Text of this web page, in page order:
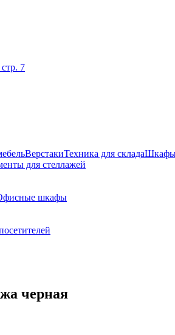
7
ВерстакиТехника для складаШкафы
для стеллажей
шкафы
черная